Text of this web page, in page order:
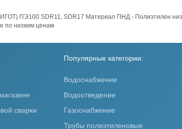
ПЭ100 SDR11, SDR17 Материал ПНД - Полиэтилен
по низким ценам
сварки
Популярные категории:
Водоснабжение
Водоотведение
Газоснабжение
Трубы полиэтиленовые